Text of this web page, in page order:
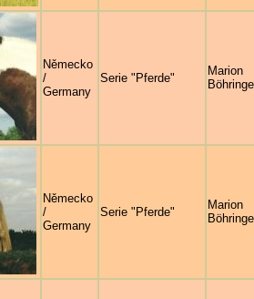
Německo
/
Germany
Serie "Pferde"
Marion
Německo
/
Germany
Serie "Pferde"
Marion